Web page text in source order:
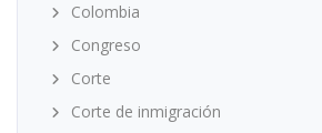
Colombia
Congreso
Corte
Corte de inmigración